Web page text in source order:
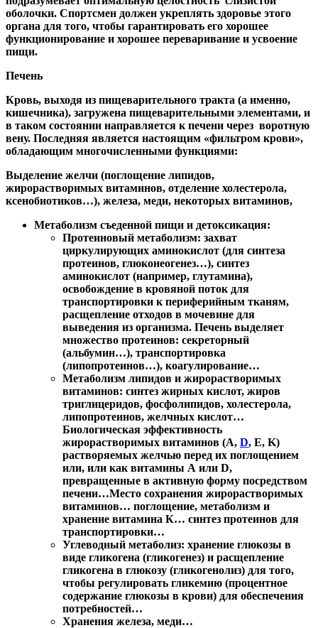
оболочки. Спортсмен должен укреплять здоровье этого
органа для того, чтобы гарантировать его хорошее
функционирование и хорошее переваривание и усвоение
пищи.
Печень
Кровь, выходя из пищеварительного тракта (а именно,
кишечника), загружена пищеварительными элементами, и
в таком состоянии направляется к печени через воротную
вену. Последняя является настоящим «фильтром крови»,
обладающим многочисленными функциями:
Выделение желчи (поглощение липидов,
жирорастворимых витаминов, отделение холестерола,
ксенобиотиков…), железа, меди, некоторых витаминов,
Метаболизм съеденной пищи и детоксикация:
Протеиновый метаболизм: захват
циркулирующих аминокислот (для синтеза
протеинов, глюконеогенез…), синтез
аминокислот (например, глутамина),
освобождение в кровяной поток для
транспортировки к периферийным тканям,
расщепление отходов в мочевине для
выведения из организма. Печень выделяет
множество протеинов: секреторный
(альбумин…), транспортировка
(липопротеинов…), коагулирование…
Метаболизм липидов и жирорастворимых
витаминов: синтез жирных кислот, жиров
триглицеридов, фосфолипидов, холестерола,
липопротеинов, желчных кислот…
Биологическая эффективность
жирорастворимых витаминов (A, D, E, K)
растворяемых желчью перед их поглощением
или, или как витамины А или D,
превращенные в активную форму посредством
печени…Место сохранения жирорастворимых
витаминов… поглощение, метаболизм и
хранение витамина К… синтез протеинов для
транспортировки…
Углеводный метаболиз: хранение глюкозы в
виде гликогена (гликогенез) и расщепление
гликогена в глюкозу (гликогенолиз) для того,
чтобы регулировать гликемию (процентное
содержание глюкозы в крови) для обеспечения
потребностей…
Хранения железа, меди…